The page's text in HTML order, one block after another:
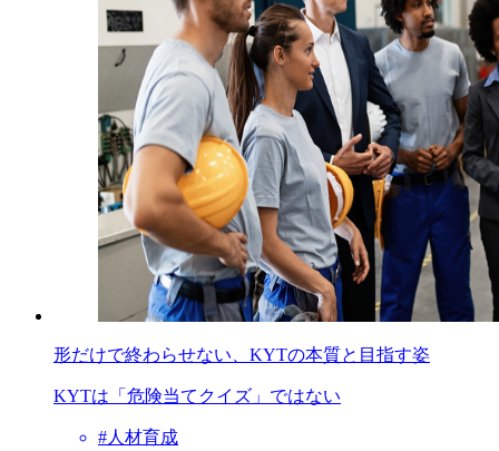
形だけで終わらせない、KYTの本質と目指す姿
KYTは「危険当てクイズ」ではない
#人材育成